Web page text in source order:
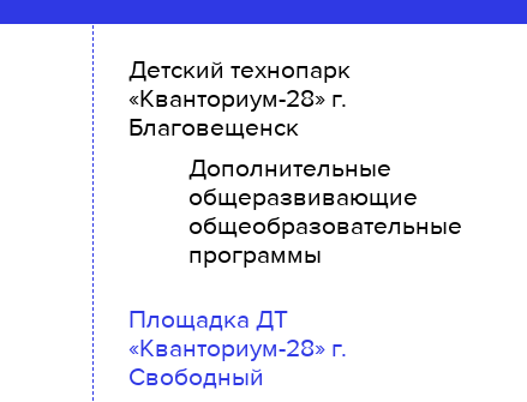
Детский технопарк
«Кванториум-28» г.
Благовещенск
Дополнительные
общеразвивающие
общеобразовательные
программы
Площадка ДТ
«Кванториум-28» г.
Свободный